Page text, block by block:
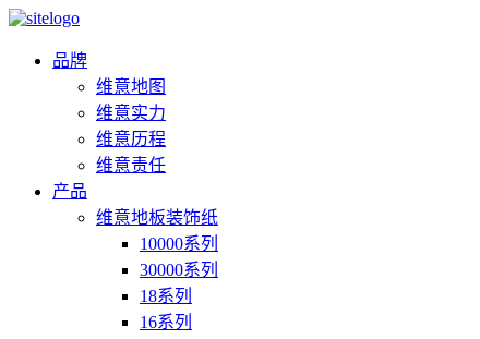
品牌
维意地图
维意实力
维意历程
维意责任
产品
维意地板装饰纸
10000系列
30000系列
18系列
16系列